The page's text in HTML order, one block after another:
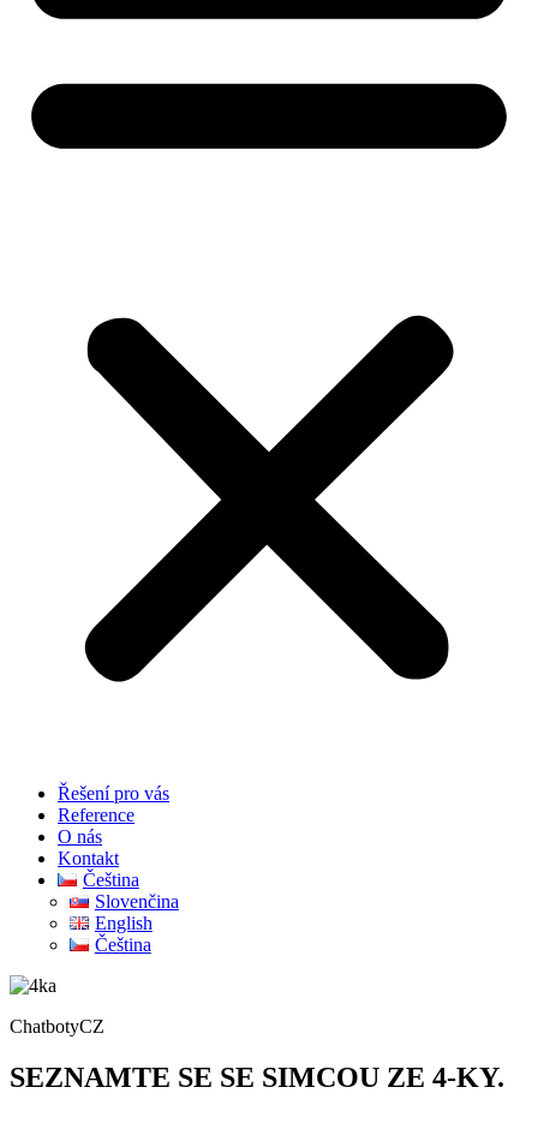
Řešení pro vás
Reference
O nás
Kontakt
Čeština
Slovenčina
English
Čeština
ChatbotyCZ
SEZNAMTE SE SE SIMCOU ZE 4-KY.